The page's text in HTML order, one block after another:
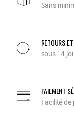
Sans
RETOURS
sous 14
PAIEMENT
Facilité de